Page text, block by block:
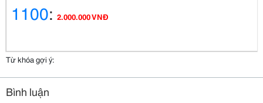
1100: 2.000.000 VNĐ
Từ khóa gợi ý:
Bình luận